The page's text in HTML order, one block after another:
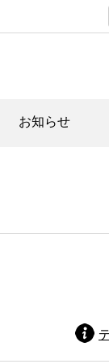
お知らせ